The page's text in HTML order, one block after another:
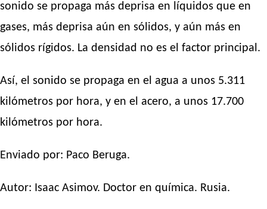
sonido se propaga más deprisa en líquidos que en
gases, más deprisa aún en sólidos, y aún más en
sólidos rígidos. La densidad no es el factor principal.
Así, el sonido se propaga en el agua a unos 5.311
kilómetros por hora, y en el acero, a unos 17.700
kilómetros por hora.
Enviado por: Paco Beruga.
Autor: Isaac Asimov. Doctor en química. Rusia.